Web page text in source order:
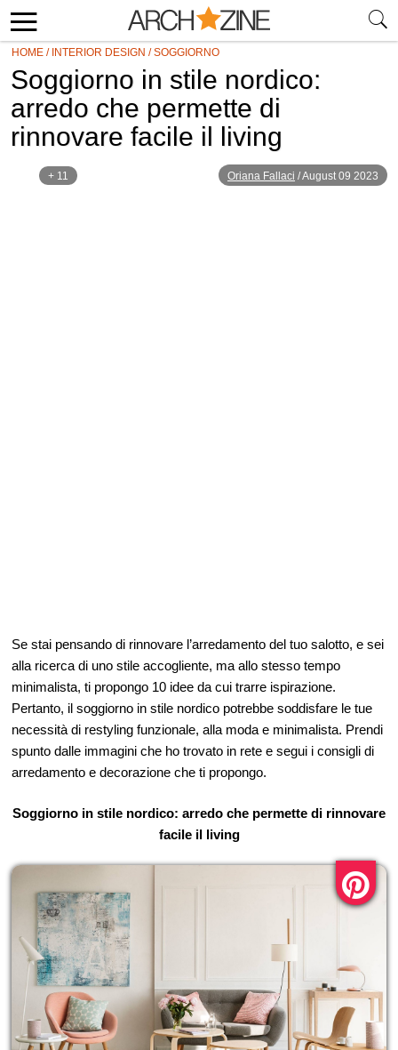
HOME / INTERIOR DESIGN /SOGGIORNO
Soggiorno in stile nordico:
arredo che permette di
rinnovare facile il living
+ 11 Oriana Fallaci /August 09 2023
Se stai pensando di rinnovare l’arredamento del tuo salotto, e sei
alla ricerca di uno stile accogliente, ma allo stesso tempo
minimalista, ti propongo 10 idee da cui trarre ispirazione.
Pertanto, il soggiorno in stile nordico potrebbe soddisfare le tue
necessità di restyling funzionale, alla moda e minimalista. Prendi
spunto dalle immagini che ho trovato in rete e segui i consigli di
arredamento e decorazione che ti propongo.
Soggiorno in stile nordico: arredo che permette di rinnovare
facile il living